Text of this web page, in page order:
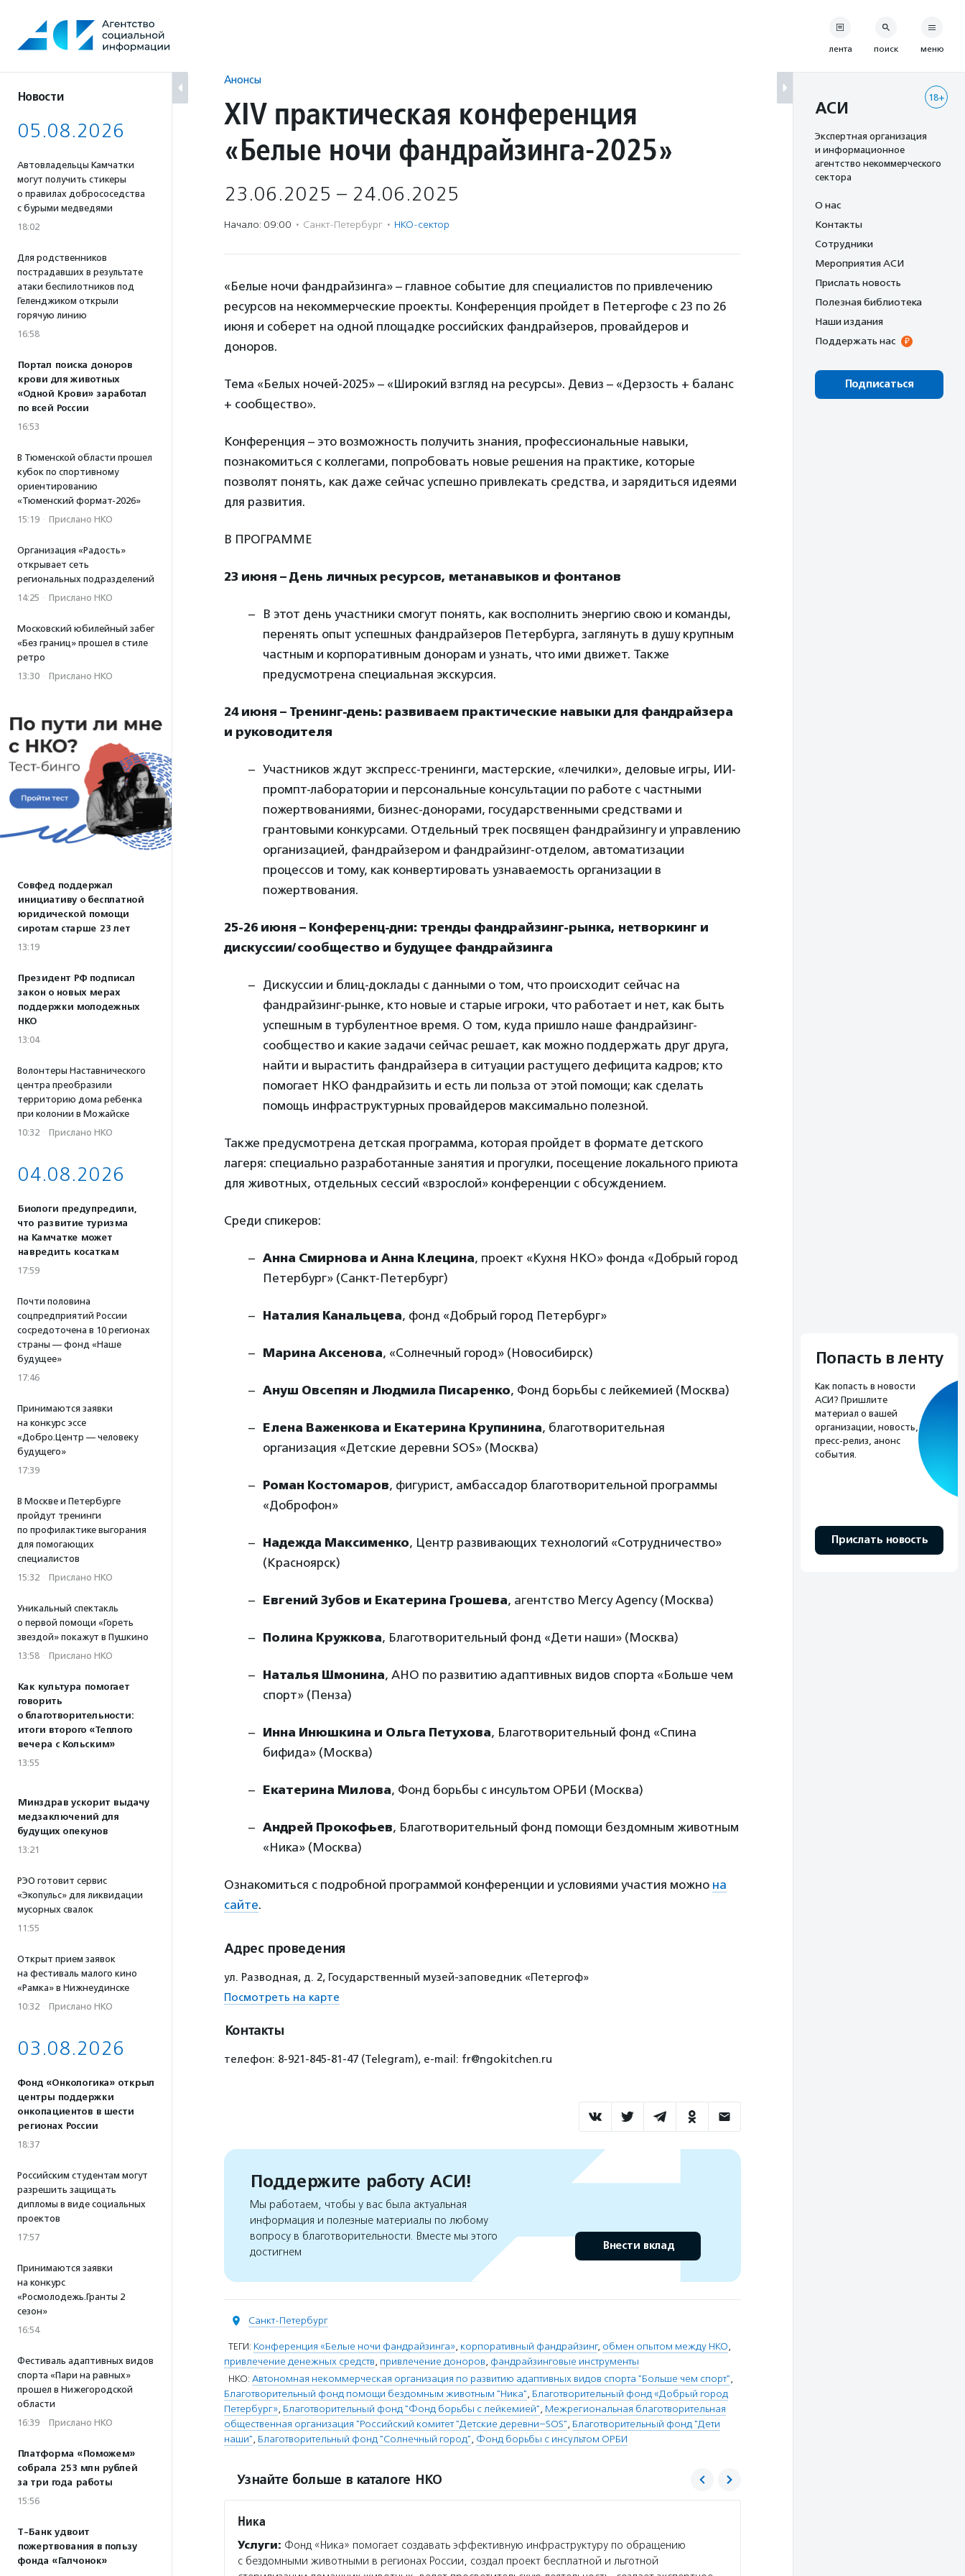
содержанию
Новости
05.08.2026
Автовладельцы Камчатки
могут получить стикеры
о правилах добрососедства
с бурыми медведями
18:02
Для родственников
пострадавших в результате
атаки беспилотников под
Геленджиком открыли
горячую линию
16:58
Портал поиска доноров
крови для животных
«Одной Крови» заработал
по всей России
16:53
В Тюменской области прошел
кубок по спортивному
ориентированию
«Тюменский формат-2026»
15:19 · Прислано НКО
Организация «Радость»
открывает сеть
региональных подразделений
14:25 · Прислано НКО
Московский юбилейный забег
«Без границ» прошел в стиле
ретро
13:30 · Прислано НКО
Совфед поддержал
инициативу о бесплатной
юридической помощи
сиротам старше 23 лет
13:19
Президент РФ подписал
закон о новых мерах
поддержки молодежных
НКО
13:04
Волонтеры Наставнического
центра преобразили
территорию дома ребенка
при колонии в Можайске
10:32 · Прислано НКО
04.08.2026
Биологи предупредили,
что развитие туризма
на Камчатке может
навредить косаткам
17:59
Почти половина
соцпредприятий России
сосредоточена в 10 регионах
страны — фонд «Наше
будущее»
17:46
Принимаются заявки
на конкурс эссе
«Добро.Центр — человеку
будущего»
17:39
В Москве и Петербурге
пройдут тренинги
по профилактике выгорания
для помогающих
специалистов
15:32 · Прислано НКО
Уникальный спектакль
о первой помощи «Гореть
звездой» покажут в Пушкино
13:58 · Прислано НКО
Как культура помогает
говорить
о благотворительности:
итоги второго «Теплого
вечера с Кольским»
13:55
Минздрав ускорит выдачу
медзаключений для
будущих опекунов
13:21
РЭО готовит сервис
«Экопульс» для ликвидации
мусорных свалок
11:55
Открыт прием заявок
на фестиваль малого кино
«Рамка» в Нижнеудинске
10:32 · Прислано НКО
03.08.2026
Фонд «Онкологика» открыл
центры поддержки
онкопациентов в шести
регионах России
18:37
Российским студентам могут
разрешить защищать
дипломы в виде социальных
проектов
17:57
Принимаются заявки
на конкурс
«Росмолодежь.Гранты 2
сезон»
16:54
Фестиваль адаптивных видов
спорта «Пари на равных»
прошел в Нижегородской
области
16:39 · Прислано НКО
Платформа «Поможем»
собрала 253 млн рублей
за три года работы
15:56
Т-Банк удвоит
пожертвования в пользу
фонда «Галчонок»
Анонсы
XIV практическая конференция
«Белые ночи фандрайзинга-2025»
23.06.2025 – 24.06.2025
Начало: 09:00 · Санкт-Петербург · НКО-сектор
«Белые ночи фандрайзинга» – главное событие для специалистов по привлечению
ресурсов на некоммерческие проекты. Конференция пройдет в Петергофе с 23 по 26
июня и соберет на одной площадке российских фандрайзеров, провайдеров и
доноров.
Тема «Белых ночей-2025» – «Широкий взгляд на ресурсы». Девиз – «Дерзость + баланс
+ сообщество».
Конференция – это возможность получить знания, профессиональные навыки,
познакомиться с коллегами, попробовать новые решения на практике, которые
позволят понять, как даже сейчас успешно привлекать средства, и зарядиться идеями
для развития.
В ПРОГРАММЕ
23 июня – День личных ресурсов, метанавыков и фонтанов
В этот день участники смогут понять, как восполнить энергию свою и команды,
перенять опыт успешных фандрайзеров Петербурга, заглянуть в душу крупным
частным и корпоративным донорам и узнать, что ими движет. Также
предусмотрена специальная экскурсия.
24 июня – Тренинг-день: развиваем практические навыки для фандрайзера
и руководителя
Участников ждут экспресс-тренинги, мастерские, «лечилки», деловые игры, ИИ-
промпт-лаборатории и персональные консультации по работе с частными
пожертвованиями, бизнес-донорами, государственными средствами и
грантовыми конкурсами. Отдельный трек посвящен фандрайзингу и управлению
организацией, фандрайзером и фандрайзинг-отделом, автоматизации
процессов и тому, как конвертировать узнаваемость организации в
пожертвования.
25-26 июня – Конференц-дни: тренды фандрайзинг-рынка, нетворкинг и
дискуссии/сообщество и будущее фандрайзинга
Дискуссии и блиц-доклады с данными о том, что происходит сейчас на
фандрайзинг-рынке, кто новые и старые игроки, что работает и нет, как быть
успешным в турбулентное время. О том, куда пришло наше фандрайзинг-
сообщество и какие задачи сейчас решает, как можно поддержать друг друга,
найти и вырастить фандрайзера в ситуации растущего дефицита кадров; кто
помогает НКО фандрайзить и есть ли польза от этой помощи; как сделать
помощь инфраструктурных провайдеров максимально полезной.
Также предусмотрена детская программа, которая пройдет в формате детского
лагеря: специально разработанные занятия и прогулки, посещение локального приюта
для животных, отдельных сессий «взрослой» конференции c обсуждением.
Среди спикеров:
Анна Смирнова и Анна Клецина, проект «Кухня НКО» фонда «Добрый город
Петербург» (Санкт-Петербург)
Наталия Канальцева, фонд «Добрый город Петербург»
Марина Аксенова, «Солнечный город» (Новосибирск)
Ануш Овсепян и Людмила Писаренко, Фонд борьбы с лейкемией (Москва)
Елена Важенкова и Екатерина Крупинина, благотворительная
организация «Детские деревни SOS» (Москва)
Роман Костомаров, фигурист, амбассадор благотворительной программы
«Доброфон»
Надежда Максименко, Центр развивающих технологий «Сотрудничество»
(Красноярск)
Евгений Зубов и Екатерина Грошева, агентство Mercy Agency (Москва)
Полина Кружкова, Благотворительный фонд «Дети наши» (Москва)
Наталья Шмонина, АНО по развитию адаптивных видов спорта «Больше чем
спорт» (Пенза)
Инна Инюшкина и Ольга Петухова, Благотворительный фонд «Спина
бифида» (Москва)
Екатерина Милова, Фонд борьбы с инсультом ОРБИ (Москва)
Андрей Прокофьев, Благотворительный фонд помощи бездомным животным
«Ника» (Москва)
Ознакомиться с подробной программой конференции и условиями участия можно на
сайте.
Адрес проведения
ул. Разводная, д. 2, Государственный музей-заповедник «Петергоф»
Посмотреть на карте
Контакты
телефон: 8-921-845-81-47 (Telegram), e-mail: fr@ngokitchen.ru
Поддержите работу АСИ!
Мы работаем, чтобы у вас была актуальная
информация и полезные материалы по любому
вопросу в благотворительности. Вместе мы этого
достигнем
Внести вклад
Санкт-Петербург
ТЕГИ: Конференция «Белые ночи фандрайзинга», корпоративный фандрайзинг, обмен опытом между НКО,
привлечение денежных средств, привлечение доноров, фандрайзинговые инструменты
НКО: Автономная некоммерческая организация по развитию адаптивных видов спорта "Больше чем спорт",
Благотворительный фонд помощи бездомным животным "Ника", Благотворительный фонд «Добрый город
Петербург», Благотворительный фонд "Фонд борьбы с лейкемией", Межрегиональная благотворительная
общественная организация "Российский комитет "Детские деревни–SOS", Благотворительный фонд "Дети
наши", Благотворительный фонд "Солнечный город", Фонд борьбы с инсультом ОРБИ
Узнайте больше в каталоге НКО
Ника
Услуги: Фонд «Ника» помогает создавать эффективную инфраструктуру по обращению
с бездомными животными в регионах России, создал проект бесплатной и льготной
лента поиск меню
18+
АСИ
Экспертная организация
и информационное
агентство некоммерческого
сектора
О нас
Контакты
Сотрудники
Мероприятия АСИ
Прислать новость
Полезная библиотека
Наши издания
Поддержать нас
Подписаться
Попасть в ленту
Как попасть в новости
АСИ? Пришлите
материал о вашей
организации, новость,
пресс-релиз, анонс
события.
Прислать новость